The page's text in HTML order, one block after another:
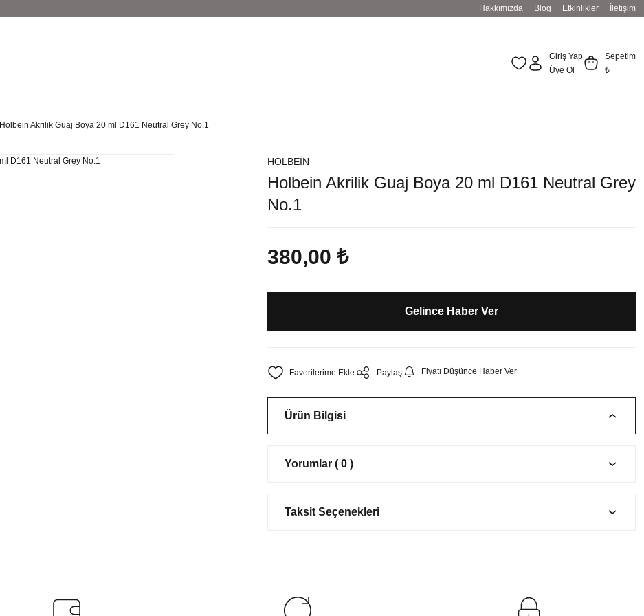
Hakkımızda Blog Etkinlikler İletişim
Giriş Yap
Üye Ol
Sepetim
₺
Holbein Akrilik Guaj Boya 20 ml D161 Neutral Grey No.1
HOLBEİN
Holbein Akrilik Guaj Boya 20 ml D161 Neutral Grey
No.1
380,00 ₺
Gelince Haber Ver
Paylaş Fiyatı Düşünce Haber Ver
Ürün Bilgisi
Yorumlar ( 0 )
Taksit Seçenekleri